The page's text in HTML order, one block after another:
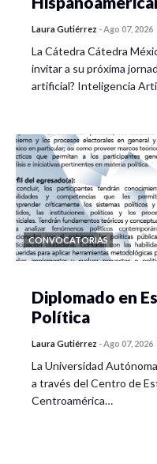
Laura Gutiérrez -Ago 07, 2026
La Cátedra Cátedra
invitar a su próxima
artificial? Inteligencia
CONVOCATORIAS
Diplomado en
Política
Laura Gutiérrez -Ago 07, 2026
La Universidad
a través del Centro de
Centroamérica…